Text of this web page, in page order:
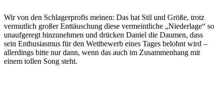
Wir von den Schlagerprofis meinen: Das hat Stil und Größe, trotz
vermutlich großer Enttäuschung diese vermeintliche „Niederlage“ so
unaufgeregt hinzunehmen und drücken Daniel die Daumen, dass
sein Enthusiasmus für den Wettbewerb eines Tages belohnt wird –
allerdings bitte nur dann, wenn das auch im Zusammenhang mit
einem tollen Song steht.